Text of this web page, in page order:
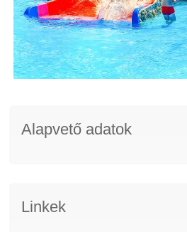
Alapvető adatok
Linkek